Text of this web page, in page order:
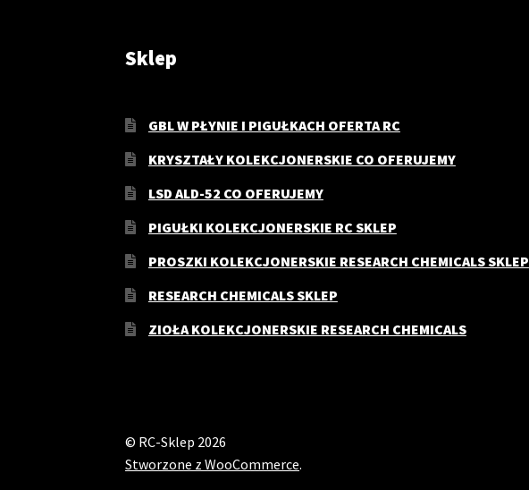
Sklep
GBL W PŁYNIE I PIGUŁKACH OFERTA RC
KRYSZTAŁY KOLEKCJONERSKIE CO OFERUJEMY
LSD ALD-52 CO OFERUJEMY
PIGUŁKI KOLEKCJONERSKIE RC SKLEP
PROSZKI KOLEKCJONERSKIE RESEARCH CHEMICALS SKLEP
RESEARCH CHEMICALS SKLEP
ZIOŁA KOLEKCJONERSKIE RESEARCH CHEMICALS
© RC-Sklep 2026
Stworzone z WooCommerce.